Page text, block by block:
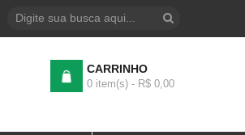
CARRINHO
0 item(s) - R$ 0,00